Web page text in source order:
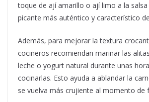
toque de ají amarillo o ají limo a la salsa
picante más auténtico y característico
Además, para mejorar la textura
cocineros recomiendan marinar las
leche o yogurt natural durante unas
cocinarlas. Esto ayuda a ablandar la
se vuelva más crujiente al momento de